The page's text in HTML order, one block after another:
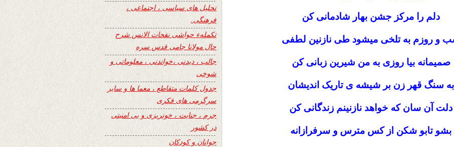
دلم را مرکز جشن بهار شادمانی کن
و روزم به تلخی میشود طی نازنین لطفی
صمیمانه بیا روزی به من شیرین زبانی کن
به سنگ قهر زن بر شیشه ی تاریک اندیشان
دلت آن سان که خواهد نازنینم زندگانی کن
بشو تابو شکن از کس مترس و سرفرازانه
تحلیل های سیاسی ، اجتماعی ،
فرهنگی.
تکملهء حواشی نفحات الانس شرح
حال مولانا جامی قدس سره
جالب ، دیدنی ،خواندنی ، معلوماتی و
شوخی
جدول کلمات متقاطع ، معما ها و سایر
سرگرمی های فکری
جرم ، جنایت ، خونریزی و بی امنیتی
در کشور
جوانان و کودکان